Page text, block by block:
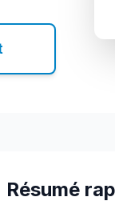
Résumé